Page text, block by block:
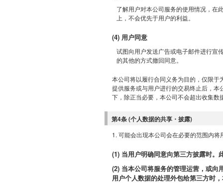
了解用户对本公司服务的使用情况，在
上，不会优先于用户的利益。
(4) 用户同意
试图向用户发送广告或电子邮件进行宣
的其他的方式撤回同意。
本公司将以履行合同义务为目的，仅限
提供服务或与用户进行的交易终止后，
下，除正当必要，本公司不会超出收集数
第4条 (个人数据的共享・披露)
1. 可能会出现本公司会在必要的范围内
(1) 当用户明确同意向第三方披露时。
(2) 当本公司将服务的管理运营，或向
用户个人数据的处理外包给第三方时